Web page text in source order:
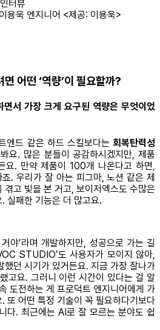
용욱 엔지니어 <제공: 이용욱>
어떤 ‘역량’이 필요할까?
면서 가장 크게 요구된 역량은 무엇이었
엔드 같은 하드 스킬보다는 회복탄력성
요. 많은 분들이 공감하시겠지만, 제품
요. 만약 제품이 100개 나온다고 하면,
. 우리가 잘 아는 피그마, 노션 같은 제
겪고 빛을 본 거고, 보이저엑스도 수많은
실패한 기능은 더 많고요.
야’라며 개발하지만, 성공으로 가는 길
STUDIO’도 사용자가 모이지 않아,
했던 시기가 있거든요. 지금 가장 잘나가
고요. 그러니 이런 시간이 있다는 걸 알
도전하는 게 프로덕트 엔지니어에게 가
또 어떤 특정 기술이 꼭 필요하다기보다
다. 최근에는 AI로 잘 모르는 분야도 쉽